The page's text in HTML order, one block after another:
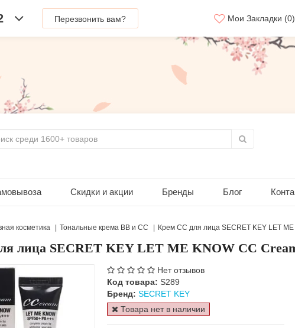
Перезвонить вам? Мои Закладки (0)
Скидки и акции Бренды Блог
косметика Тональные крема BB и CC Крем СС для лица SECRET KEY LET
лица SECRET KEY LET ME KNOW CC
Нет отзывов
Код товара: S289
Бренд: SECRET KEY
Товара нет в наличии